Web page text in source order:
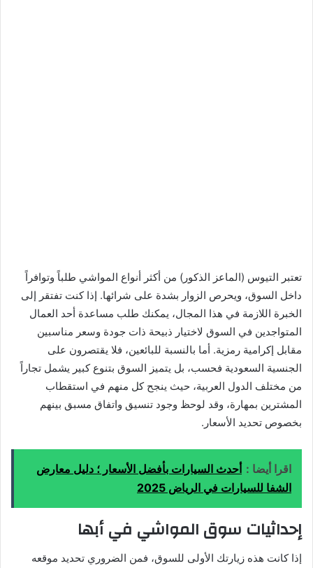
تعتبر التيوس (الماعز الذكور) من أكثر أنواع المواشي طلباً وتوافراً
داخل السوق، ويحرص الزوار بشدة على شرائها. إذا كنت تفتقر إلى
الخبرة اللازمة في هذا المجال، يمكنك طلب مساعدة أحد العمال
المتواجدين في السوق لاختيار ذبيحة ذات جودة وسعر مناسبين
مقابل إكرامية رمزية. أما بالنسبة للبائعين، فلا يقتصرون على
الجنسية السعودية فحسب، بل يتميز السوق بتنوع كبير يشمل تجاراً
من مختلف الدول العربية، حيث ينجح كل منهم في استقطاب
المشترين بمهارة، وقد لوحظ وجود تنسيق واتفاق مسبق بينهم
بخصوص تحديد الأسعار.
اقرا أيضا : أحدث السيارات بأفضل الأسعار ؛ دليل معارض
الشفا للسيارات في الرياض 2025
إحداثيات سوق المواشي في أبها
إذا كانت هذه زيارتك الأولى للسوق، فمن الضروري تحديد موقعه